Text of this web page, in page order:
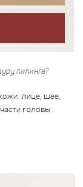
пилинга?
лице, шее,
головы.